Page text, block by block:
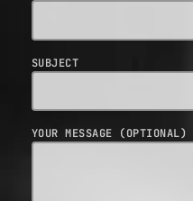
SUBJECT
YOUR MESSAGE (OPTIONAL)